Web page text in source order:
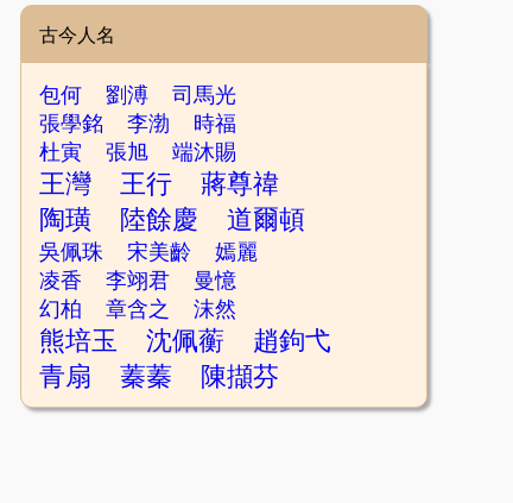
古今人名
包何 劉溥
司馬光
張學銘
李渤
時福
杜寅
張旭 端沐賜
王灣 王行
蔣尊禕
陶璜
陸餘慶 道爾頓
吳佩珠 宋美齡
嫣麗
凌香
李翊君
曼憶
幻柏
章含之 沫然
熊培玉 沈佩蘅
趙鉤弋
青扇
蓁蓁 陳擷芬